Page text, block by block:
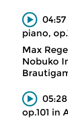
piano,
Max
Nobuko
op.101 in